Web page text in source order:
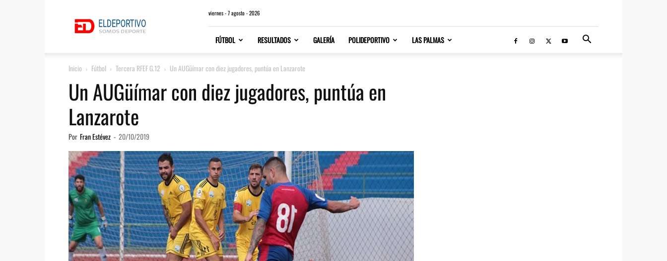
viernes - 7 agosto - 2026
FÚTBOL RESULTADOS GALERÍA POLIDEPORTIVO LAS PALMAS
Inicio Fútbol Tercera RFEF G.12 Un AUGüímar con diez jugadores, puntúa en Lanzarote
Un AUGüímar con diez jugadores, puntúa en
Lanzarote
Por Fran Estévez - 20/10/2019